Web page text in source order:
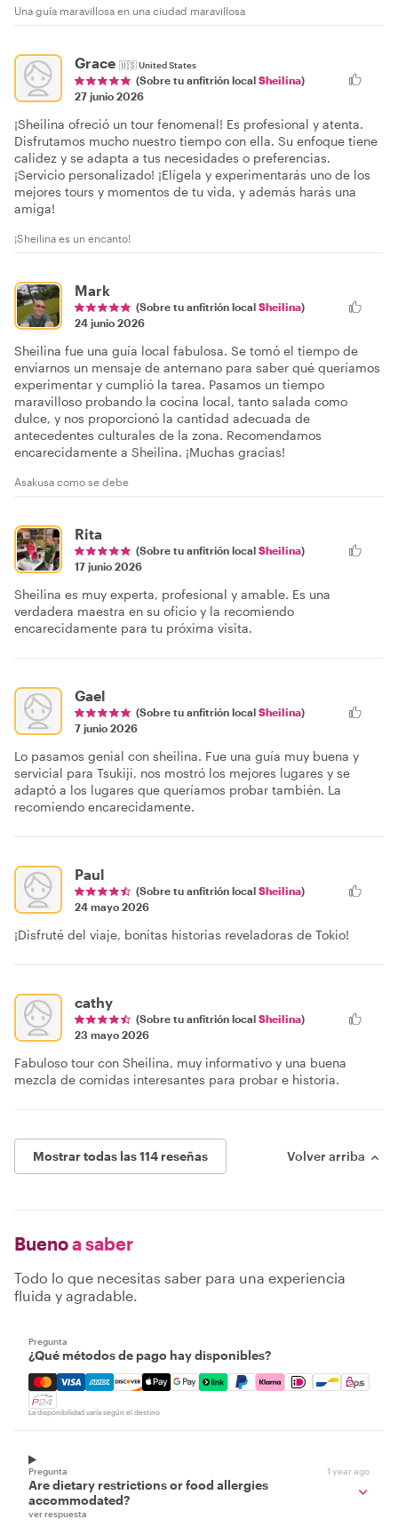
Una guía maravillosa en una ciudad maravillosa
Grace 🇺🇸United States
(Sobre tu anfitrión local Sheilina)
27 junio 2026
¡Sheilina ofreció un tour fenomenal! Es profesional y atenta.
Disfrutamos mucho nuestro tiempo con ella. Su enfoque tiene
calidez y se adapta a tus necesidades o preferencias.
¡Servicio personalizado! ¡Elígela y experimentarás uno de los
mejores tours y momentos de tu vida, y además harás una
amiga!
¡Sheilina es un encanto!
Mark
(Sobre tu anfitrión local Sheilina)
24 junio 2026
Sheilina fue una guía local fabulosa. Se tomó el tiempo de
enviarnos un mensaje de antemano para saber qué queríamos
experimentar y cumplió la tarea. Pasamos un tiempo
maravilloso probando la cocina local, tanto salada como
dulce, y nos proporcionó la cantidad adecuada de
antecedentes culturales de la zona. Recomendamos
encarecidamente a Sheilina. ¡Muchas gracias!
Asakusa como se debe
Rita
(Sobre tu anfitrión local Sheilina)
17 junio 2026
Sheilina es muy experta, profesional y amable. Es una
verdadera maestra en su oficio y la recomiendo
encarecidamente para tu próxima visita.
Gael
(Sobre tu anfitrión local Sheilina)
7 junio 2026
Lo pasamos genial con sheilina. Fue una guía muy buena y
servicial para Tsukiji, nos mostró los mejores lugares y se
adaptó a los lugares que queríamos probar también. La
recomiendo encarecidamente.
Paul
(Sobre tu anfitrión local Sheilina)
24 mayo 2026
¡Disfruté del viaje, bonitas historias reveladoras de Tokio!
cathy
(Sobre tu anfitrión local Sheilina)
23 mayo 2026
Fabuloso tour con Sheilina, muy informativo y una buena
mezcla de comidas interesantes para probar e historia.
Mostrar todas las 114 reseñas Volver arriba
Buenoa saber
Todo lo que necesitas saber para una experiencia
fluida y agradable.
Pregunta
¿Qué métodos de pago hay disponibles?
Mastercard, Visa, Amex, Discover, Apple Pay, Google
La disponibilidad varía según el destino
Pregunta 1 year ago
Are dietary restrictions or food allergies
accommodated?
ver respuesta